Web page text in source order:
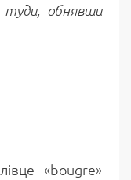
обнявши
«bougre»